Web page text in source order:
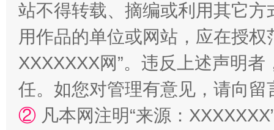
漫山遍野的桃花与雪山、麦地、白藏房 除
站不得转载、摘编或利用其它
用作品的单位或网站，应在授
XXXXXXX网”。违反上述声明
任。如您对管理有意见，请向
② 凡本网注明“来源：